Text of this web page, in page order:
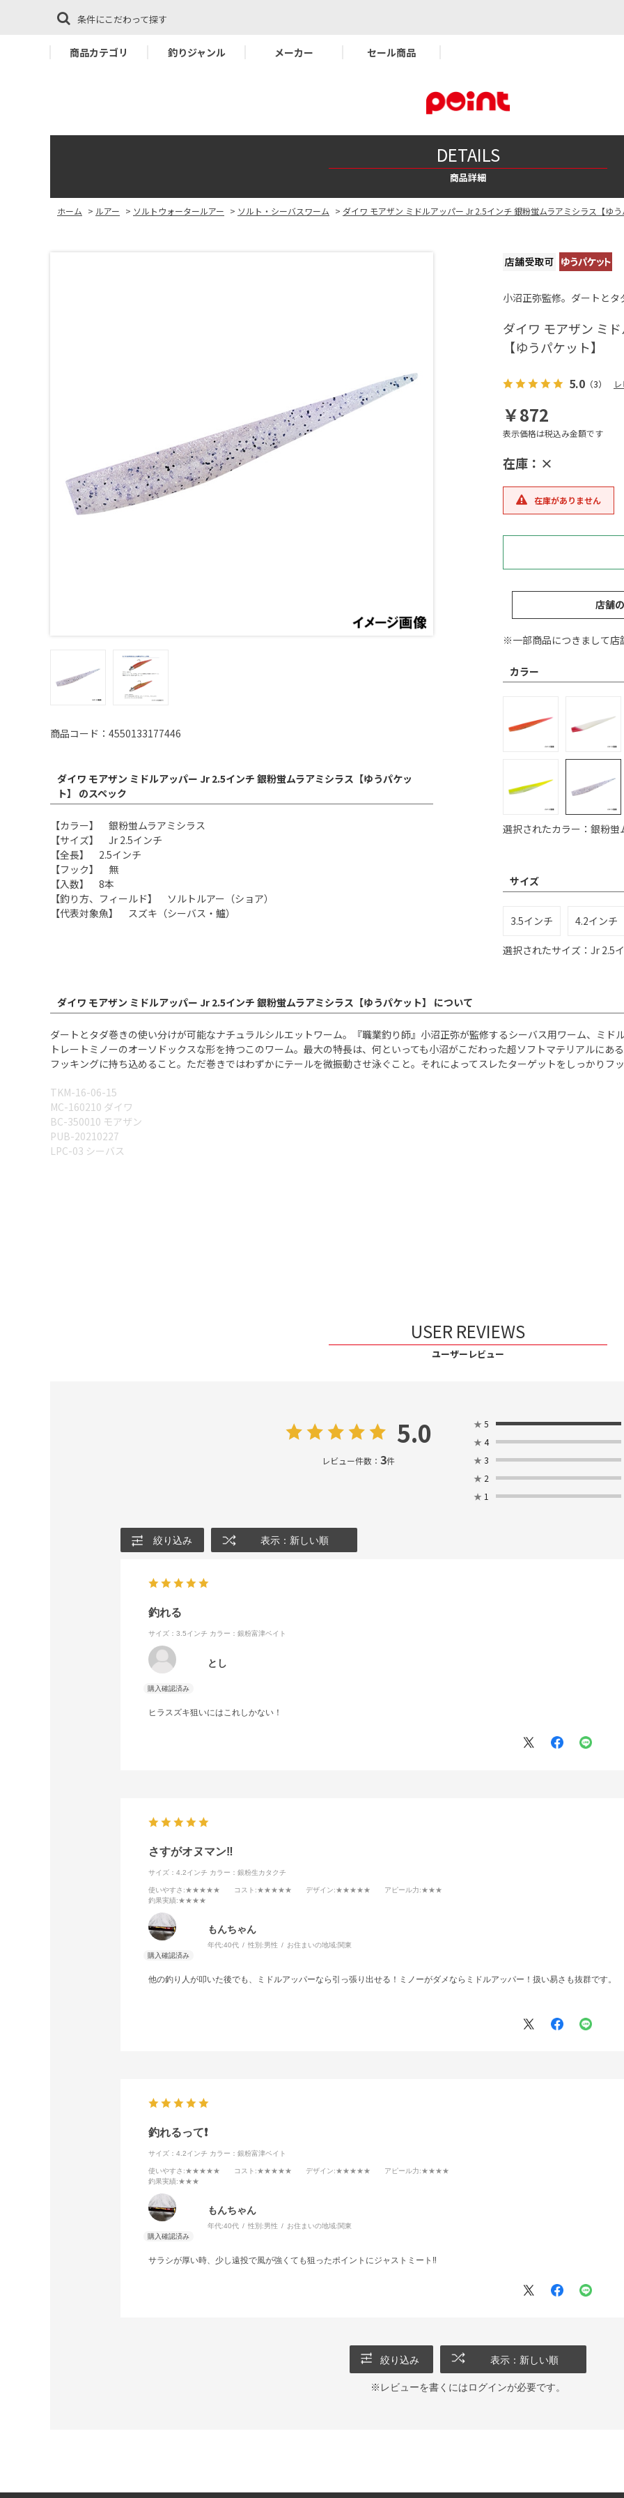
条件にこだわって探す
商品カテゴリ 釣りジャンル メーカー セール商品
DETAILS
商品詳細
ホーム > ルアー > ソルトウォータールアー > ソルト・シーバスワーム > ダイワ モアザン ミドルアッパー Jr 2.5インチ 銀粉蛍ムラアミシラス【ゆう
商品コード：4550133177446
ダイワ モアザン ミドルアッパー Jr 2.5インチ 銀粉蛍ムラアミシラス【ゆうパケッ
ト】 のスペック
【カラー】 銀粉蛍ムラアミシラス
【サイズ】 Jr 2.5インチ
【全長】 2.5インチ
【フック】 無
【入数】 8本
【釣り方、フィールド】 ソルトルアー（ショア）
【代表対象魚】 スズキ（シーバス・鱸）
小沼正弥監修。ダートとタ
ダイワ モアザン ミ
【ゆうパケット】
5.0 （3）
￥872
表示価格は税込み金額です
在庫：×
在庫がありません
店舗
※一部商品につきまして店
カラー
選択されたカラー：銀粉蛍
サイズ
3.5インチ 4.2インチ
選択されたサイズ：Jr 2.5
ダイワ モアザン ミドルアッパー Jr 2.5インチ 銀粉蛍ムラアミシラス【ゆうパケット】 について
ダートとタダ巻きの使い分けが可能なナチュラルシルエットワーム。『職業釣り師』小沼正弥が監修するシーバス用ワーム、ミド
トレートミノーのオーソドックスな形を持つこのワーム。最大の特長は、何といっても小沼がこだわった超ソフトマテリアルにあ
フッキングに持ち込めること。ただ巻きではわずかにテールを微振動させ泳ぐこと。それによってスレたターゲットをしっかりフ
TKM-16-06-15
MC-160210 ダイワ
BC-350010 モアザン
PUB-20210227
LPC-03 シーバス
USER REVIEWS
ユーザーレビュー
5.0
レビュー件数： 3件
★ 5
★ 4
★ 3
★ 2
★ 1
絞り込み 表示：新しい順
釣れる
サイズ：3.5インチ カラー：銀粉富津ベイト
とし
ヒラスズキ狙いにはこれしかない！
さすがオヌマン‼️
サイズ：4.2インチ カラー：銀粉生カタクチ
使いやすさ :★★★★★ コスト :★★★★★ デザイン:★★★★★ アピール力:★★★
釣果実績:★★★★
もんちゃん
年代:40代 性別:男性 お住まいの地域:関東
他の釣り人が叩いた後でも、ミドルアッパーなら引っ張り出せる！ミノーがダメならミドルアッパー！扱い易さも抜群です。
釣れるって❗️
サイズ：4.2インチ カラー：銀粉富津ベイト
使いやすさ :★★★★★ コスト :★★★★★ デザイン:★★★★★ アピール力:★★★★
釣果実績:★★★
もんちゃん
年代:40代 性別:男性 お住まいの地域:関東
サラシが厚い時、少し遠投で風が強くても狙ったポイントにジャストミート‼️
絞り込み 表示：新しい順
※レビューを書くにはログインが必要です。